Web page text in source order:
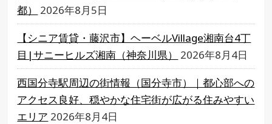
都）
2026年8月5日
【シニア賃貸・藤沢市】ヘーベルVillage湘南台4丁
目|サニーヒルズ湘南（神奈川県）
2026年8月4日
西国分寺駅周辺の街情報（国分寺市）｜都心部への
アクセス良好、穏やかな住宅街が広がる住みやすい
エリア 2026年8月4日